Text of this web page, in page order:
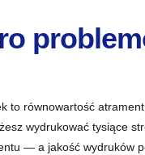
to równowartość
wydrukować tysiące
— a jakość wydruków